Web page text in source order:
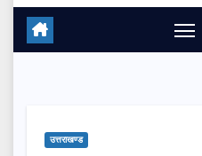
उत्तराखण्ड